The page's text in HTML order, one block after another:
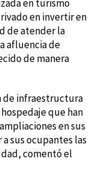
en turismo
en invertir en
de atender la
afluencia de
de manera
de infraestructura
que han
en sus
sus ocupantes las
comentó el